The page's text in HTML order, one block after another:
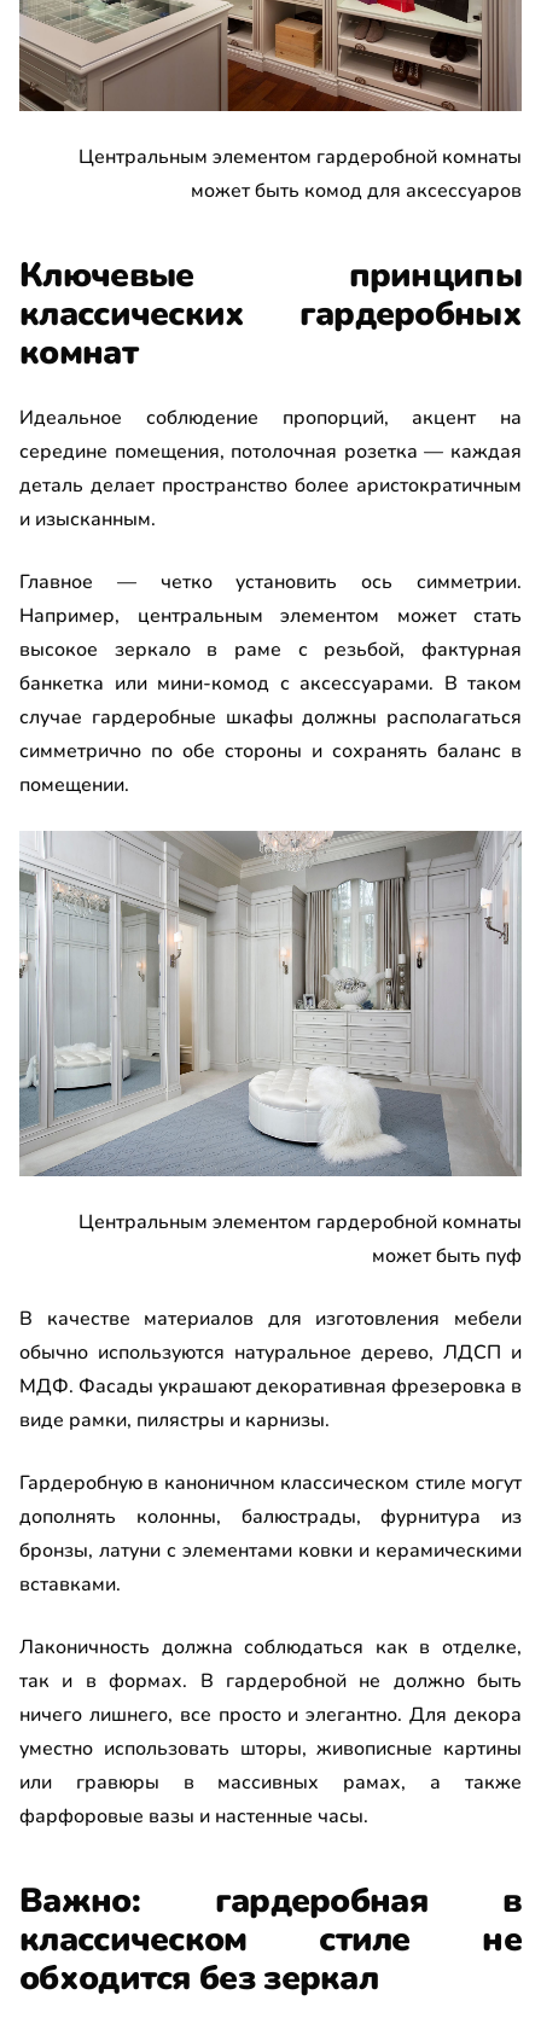
Центральным элементом гардеробной комнаты
может быть комод для аксессуаров
Ключевые принципы
классических гардеробных
комнат
Идеальное соблюдение пропорций, акцент на
середине помещения, потолочная розетка — каждая
деталь делает пространство более аристократичным
и изысканным.
Главное — четко установить ось симметрии.
Например, центральным элементом может стать
высокое зеркало в раме с резьбой, фактурная
банкетка или мини-комод с аксессуарами. В таком
случае гардеробные шкафы должны располагаться
симметрично по обе стороны и сохранять баланс в
помещении.
Центральным элементом гардеробной комнаты
может быть пуф
В качестве материалов для изготовления мебели
обычно используются натуральное дерево, ЛДСП и
МДФ. Фасады украшают декоративная фрезеровка в
виде рамки, пилястры и карнизы.
Гардеробную в каноничном классическом стиле могут
дополнять колонны, балюстрады, фурнитура из
бронзы, латуни с элементами ковки и керамическими
вставками.
Лаконичность должна соблюдаться как в отделке,
так и в формах. В гардеробной не должно быть
ничего лишнего, все просто и элегантно. Для декора
уместно использовать шторы, живописные картины
или гравюры в массивных рамах, а также
фарфоровые вазы и настенные часы.
Важно: гардеробная в
классическом стиле не
обходится без зеркал